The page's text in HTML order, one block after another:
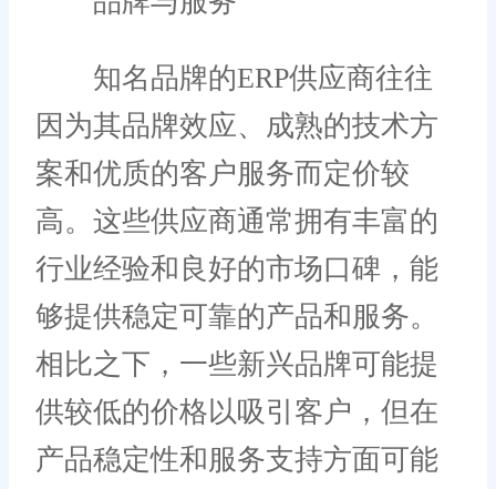
知名品牌的ERP供应商往往
因为其品牌效应、成熟的技术方
案和优质的客户服务而定价较
高。这些供应商通常拥有丰富的
行业经验和良好的市场口碑，能
够提供稳定可靠的产品和服务。
相比之下，一些新兴品牌可能提
供较低的价格以吸引客户，但在
产品稳定性和服务支持方面可能